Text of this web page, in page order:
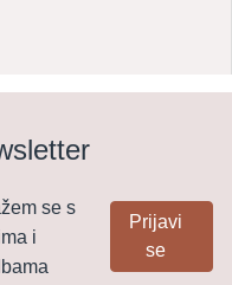
se s
i
Prijavi
se